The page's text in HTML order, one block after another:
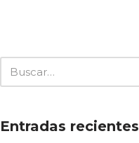
Entradas recientes